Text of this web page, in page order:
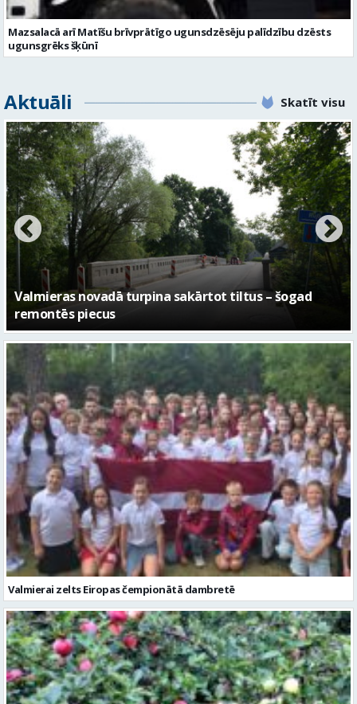
Mazsalacā arī Matīšu brīvprātīgo ugunsdzēsēju palīdzību dzēsts
ugunsgrēks šķūnī
Aktuāli Skatīt visu
No pagaidu teātra līdz laikmetīgās kultūras centram
– kā attīstīsies “Kurtuve”
Valmierai zelts Eiropas čempionātā dambretē